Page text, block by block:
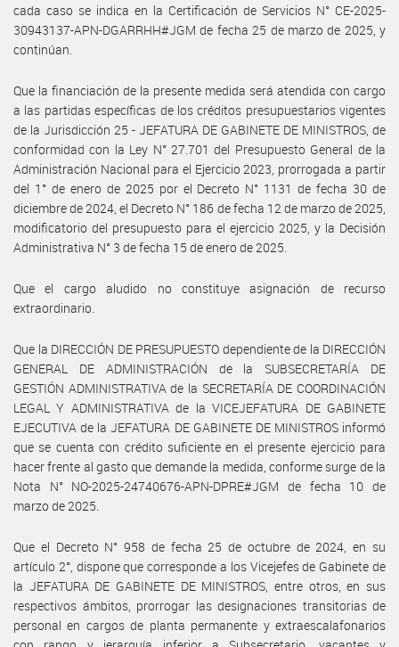
cada caso se indica en la Certificación de Servicios N° CE-2025-
30943137-APN-DGARRHH#JGM de fecha 25 de marzo de 2025, y
continúan.
Que la financiación de la presente medida será atendida con cargo
a las partidas específicas de los créditos presupuestarios vigentes
de la Jurisdicción 25 - JEFATURA DE GABINETE DE MINISTROS, de
conformidad con la Ley N° 27.701 del Presupuesto General de la
Administración Nacional para el Ejercicio 2023, prorrogada a partir
del 1° de enero de 2025 por el Decreto N° 1131 de fecha 30 de
diciembre de 2024, el Decreto N° 186 de fecha 12 de marzo de 2025,
modificatorio del presupuesto para el ejercicio 2025, y la Decisión
Administrativa N° 3 de fecha 15 de enero de 2025.
Que el cargo aludido no constituye asignación de recurso
extraordinario.
Que la DIRECCIÓN DE PRESUPUESTO dependiente de la DIRECCIÓN
GENERAL DE ADMINISTRACIÓN de la SUBSECRETARÍA DE
GESTIÓN ADMINISTRATIVA de la SECRETARÍA DE COORDINACIÓN
LEGAL Y ADMINISTRATIVA de la VICEJEFATURA DE GABINETE
EJECUTIVA de la JEFATURA DE GABINETE DE MINISTROS informó
que se cuenta con crédito suficiente en el presente ejercicio para
hacer frente al gasto que demande la medida, conforme surge de la
Nota N° NO-2025-24740676-APN-DPRE#JGM de fecha 10 de
marzo de 2025.
Que el Decreto N° 958 de fecha 25 de octubre de 2024, en su
artículo 2°, dispone que corresponde a los Vicejefes de Gabinete de
la JEFATURA DE GABINETE DE MINISTROS, entre otros, en sus
respectivos ámbitos, prorrogar las designaciones transitorias de
personal en cargos de planta permanente y extraescalafonarios